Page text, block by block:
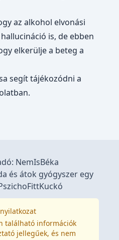
az alkohol elvonási
is, de ebben
elkerülje a beteg a
segít tájékozódni a
NemIsBéka
és átok gyógyszer egy
található információk
jellegűek, és nem